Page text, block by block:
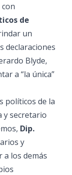
de
un
declaraciones
Blyde,
a “la única”
políticos de la
y secretario
Dip.
y
a los demás